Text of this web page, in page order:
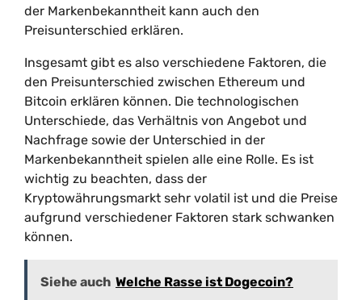
der Markenbekanntheit kann auch den
Preisunterschied erklären.
Insgesamt gibt es also verschiedene Faktoren, die
den Preisunterschied zwischen Ethereum und
Bitcoin erklären können. Die technologischen
Unterschiede, das Verhältnis von Angebot und
Nachfrage sowie der Unterschied in der
Markenbekanntheit spielen alle eine Rolle. Es ist
wichtig zu beachten, dass der
Kryptowährungsmarkt sehr volatil ist und die Preise
aufgrund verschiedener Faktoren stark schwanken
können.
Siehe auch Welche Rasse ist Dogecoin?